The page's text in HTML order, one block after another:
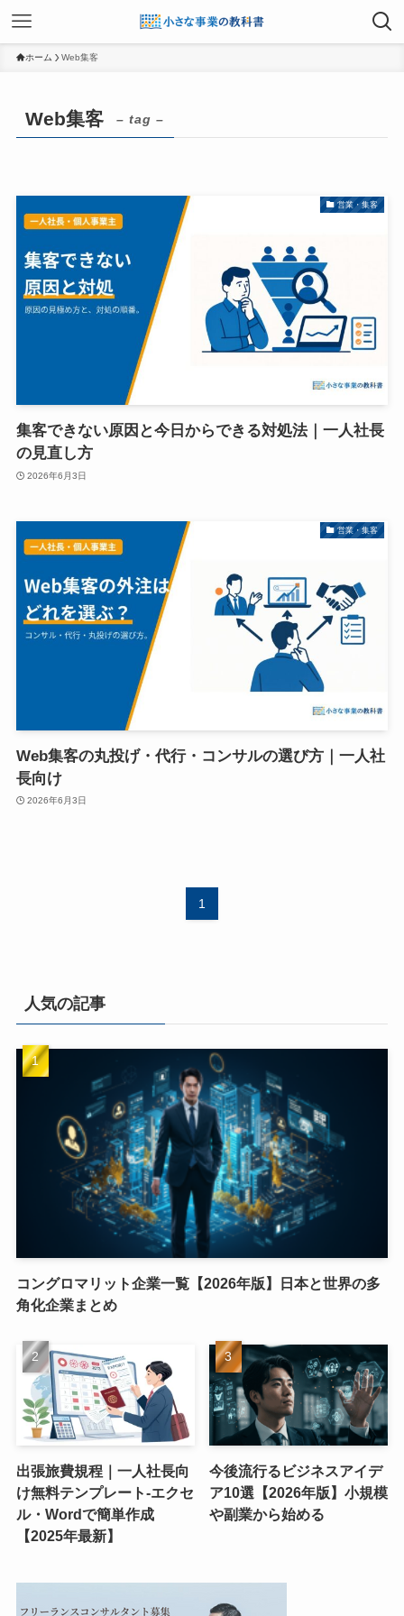
ホーム Web集客
Web集客 – tag –
営業・集客
集客できない原因と今日からできる対処法｜一人社長
の見直し方
2026年6月3日
営業・集客
Web集客の丸投げ・代行・コンサルの選び方｜一人社
長向け
2026年6月3日
1
人気の記事
コングロマリット企業一覧【2026年版】日本と世界の多
角化企業まとめ
出張旅費規程｜一人社長向
け無料テンプレート-エクセ
ル・Wordで簡単作成
【2025年最新】
今後流行るビジネスアイデ
ア10選【2026年版】小規模
や副業から始める